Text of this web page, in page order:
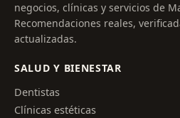
negocios, clínicas y servicios de
Recomendaciones reales,
actualizadas.
SALUD Y BIENESTAR
Dentistas
Clínicas estéticas